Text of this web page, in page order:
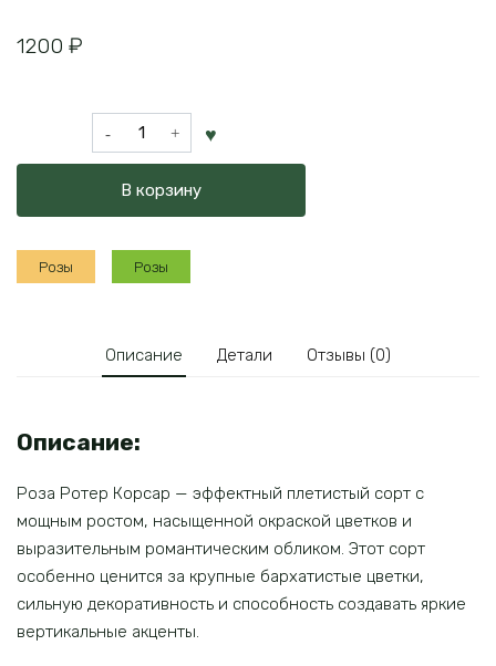
1200 ₽
Количество
товара
Ротер
Корсар
(ПЛ)
В корзину
Розы Розы
Описание Детали Отзывы (0)
Описание:
Роза Ротер Корсар — эффектный плетистый сорт с
мощным ростом, насыщенной окраской цветков и
выразительным романтическим обликом. Этот сорт
особенно ценится за крупные бархатистые цветки,
сильную декоративность и способность создавать яркие
вертикальные акценты.